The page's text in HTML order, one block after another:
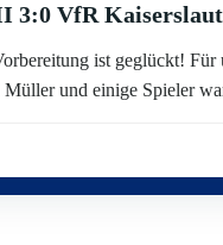
3:0 VfR
ist geglückt! Für
Müller und einige Spieler